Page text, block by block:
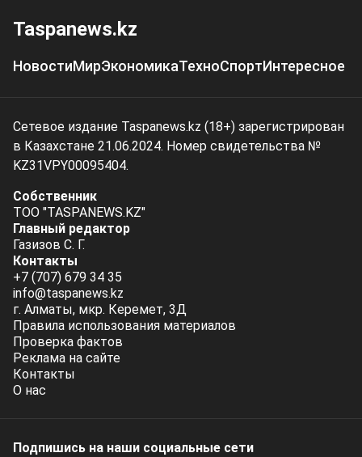
Taspanews.kz
НовостиМирЭкономикаТехноСпортИнтересное
Сетевое издание Taspanews.kz (18+) зарегистрирован
в Казахстане 21.06.2024. Номер свидетельства №
KZ31VPY00095404.
Собственник
ТОО "TASPANEWS.KZ"
Главный редактор
Газизов С. Г.
Контакты
+7 (707) 679 34 35
info@taspanews.kz
г. Алматы, мкр. Керемет, 3Д
Правила использования материалов
Проверка фактов
Реклама на сайте
Контакты
О нас
Подпишись на наши социальные cети